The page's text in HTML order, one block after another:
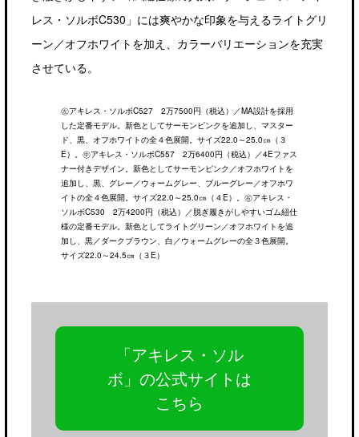
レス・ソルボC530」には爽やかな印象を与えるライトグリ
ーン／オフホワイトを加え、カラーバリエーションを充実
させている。
㊧アキレス・ソルボC527 2万7500円（税込）／MA設計を採用
した定番モデル。新色としてサーモンピンクを追加し、マスター
ド、黒、オフホワイトの全４色展開。サイズ22.0～25.0㎝（３
E）。㊥アキレス・ソルボC557 2万6400円（税込）／4Eファス
ナー付きデザイン。新色としてサーモンピンク／オフホワイトを
追加し、黒、グレー／ウォームグレー、ブルーグレー／オフホワ
イトの全４色展開。サイズ22.0～25.0㎝（４E）。㊨アキレス・
ソルボC530 2万4200円（税込）／脱ぎ履きがしやすいゴム紐仕
様の定番モデル。新色としてライトグリーン／オフホワイトを追
加し、黒／ダークブラウン、白／ウォームグレーの全３色展開。
サイズ22.0～24.5㎝（３E）
「アキレス・ソル
ボ」の公式サイトは
こちら